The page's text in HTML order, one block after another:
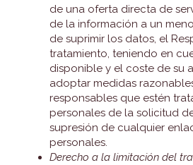
de una oferta directa de
de la información a un
de suprimir los datos, el
tratamiento, teniendo en
disponible y el coste de su
adoptar medidas
responsables que estén
personales de la solicitud
supresión de cualquier
personales.
Derecho a la limitación del